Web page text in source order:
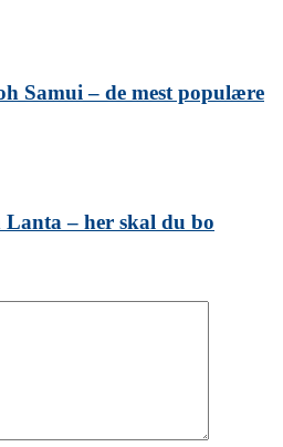
Samui – de mest populære
– her skal du bo